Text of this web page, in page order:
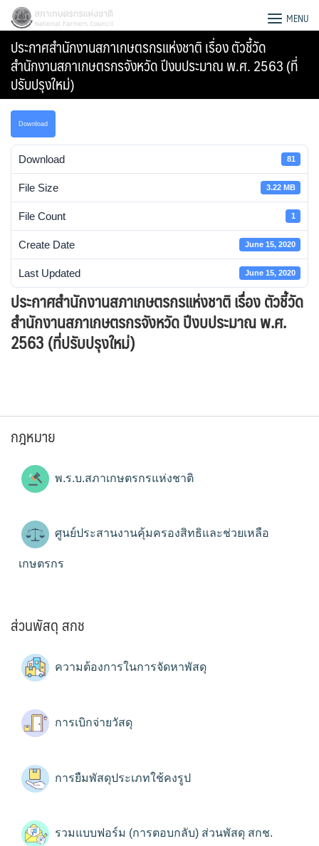
Skip
content
Search
for:
สภาเกษตรกรแห่งชาติ MENU
ประกาศสำนักงานสภาเกษตรกรแห่งชาติ เรื่อง ตัวชี้วัด
สำนักงานสภาเกษตรกรจังหวัด ปีงบประมาณ พ.ศ. 2563 (ที่
ปรับปรุงใหม่)
Download
Download 81
File Size 3.22 MB
File Count 1
Create Date June 15, 2020
Last Updated June 15, 2020
ประกาศสำนักงานสภาเกษตรกรแห่งชาติ เรื่อง ตัวชี้วัด
สำนักงานสภาเกษตรกรจังหวัด ปีงบประมาณ พ.ศ.
2563 (ที่ปรับปรุงใหม่)
กฎหมาย
พ.ร.บ.สภาเกษตรกรแห่งชาติ
ศูนย์ประสานงานคุ้มครองสิทธิและช่วยเหลือ
เกษตรกร
ส่วนพัสดุ สกช
ความต้องการในการจัดหาพัสดุ
การเบิกจ่ายวัสดุ
การยืมพัสดุประเภทใช้คงรูป
รวมแบบฟอร์ม (การตอบกลับ) ส่วนพัสดุ สกช.